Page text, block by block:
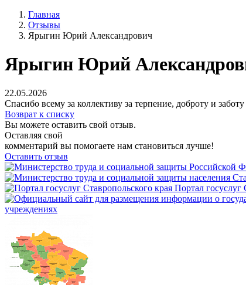
Главная
Отзывы
Ярыгин Юрий Александрович
Ярыгин Юрий
22.05.2026
Спасибо всему за коллективу за терпение, доброту и
Возврат к списку
Вы можете оставить свой отзыв.
Оставляя свой
комментарий вы помогаете нам становиться лучше!
Оставить отзыв
Портал госуслуг
учреждениях